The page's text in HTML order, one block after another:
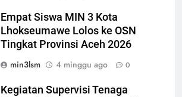
Empat Siswa MIN 3 Kota
Lhokseumawe Lolos ke OSN
Tingkat Provinsi Aceh 2026
min3lsm
4 minggu ago 0
Kegiatan Supervisi Tenaga